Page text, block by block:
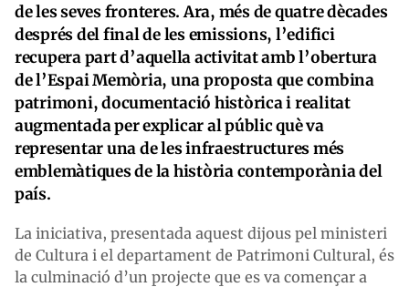
de les seves fronteres. Ara, més de quatre dècades
després del final de les emissions, l’edifici
recupera part d’aquella activitat amb l’obertura
de l’Espai Memòria, una proposta que combina
patrimoni, documentació històrica i realitat
augmentada per explicar al públic què va
representar una de les infraestructures més
emblemàtiques de la història contemporània del
país.
La iniciativa, presentada aquest dijous pel ministeri
de Cultura i el departament de Patrimoni Cultural, és
la culminació d’un projecte que es va començar a